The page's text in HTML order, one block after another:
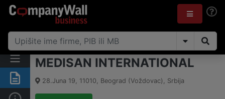
Rezime
MEDISAN INTERNATIONAL
28.Juna 19, 11010, Beograd (Voždovac) , Srbija